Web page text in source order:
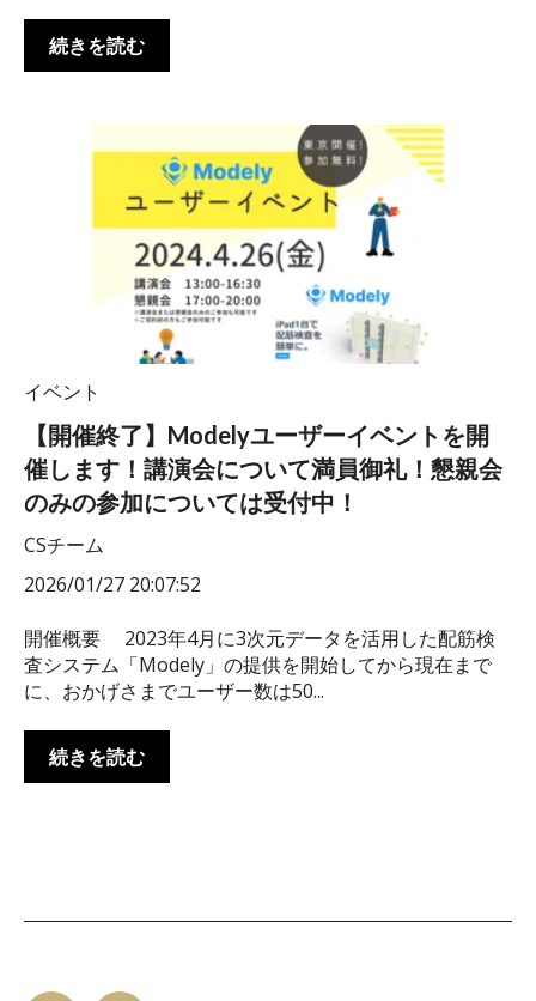
続きを読む
イベント
【開催終了】Modelyユーザーイベントを開
催します！講演会について満員御礼！懇親会
のみの参加については受付中！
CSチーム
2026/01/27 20:07:52
開催概要 2023年4月に3次元データを活用した配筋検
査システム「Modely」の提供を開始してから現在まで
に、おかげさまでユーザー数は50...
続きを読む